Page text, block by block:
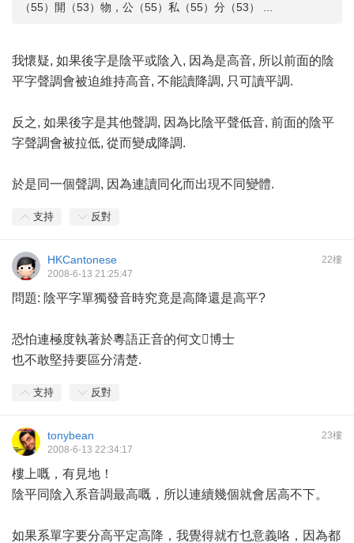
（55）開（53）物，公（55）私（55）分（53） ...
我懷疑, 如果後字是陰平或陰入, 因為是高音, 所以前面的陰
平字聲調會被迫維持高音, 不能讀降調, 只可讀平調.
反之, 如果後字是其他聲調, 因為比陰平聲低音, 前面的陰平
字聲調會被拉低, 從而變成降調.
於是同一個聲調, 因為連讀同化而出現不同變體.
支持 反對
22樓
HKCantonese
2008-6-13 21:25:47
問題: 陰平字單獨發音時究竟是高降還是高平?
恐怕連極度執著於粵語正音的何文博士
也不敢堅持要區分清楚.
支持 反對
23樓
tonybean
2008-6-13 22:34:17
樓上嘅，有見地！
陰平同陰入系音調最高嘅，所以連續幾個就會居高不下。
如果系單字要分高平定高降，我覺得就冇乜意義咯，因為都